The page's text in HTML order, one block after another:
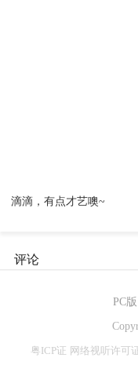
滴滴，有点才艺噢~
评论
PC版
粤ICP证 网络视听许可